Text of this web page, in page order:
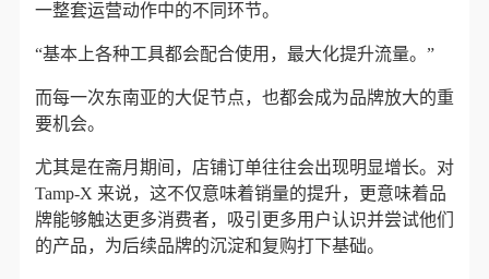
一整套运营动作中的不同环节。
“基本上各种工具都会配合使用，最大化提升流量。”
而每一次东南亚的大促节点，也都会成为品牌放大的重
要机会。
尤其是在斋月期间，店铺订单往往会出现明显增长。对
Tamp-X 来说，这不仅意味着销量的提升，更意味着品
牌能够触达更多消费者，吸引更多用户认识并尝试他们
的产品，为后续品牌的沉淀和复购打下基础。